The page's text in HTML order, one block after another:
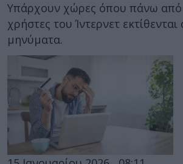
Υπάρχουν χώρες όπου πάνω από
χρήστες του Ίντερνετ
μηνύματα.